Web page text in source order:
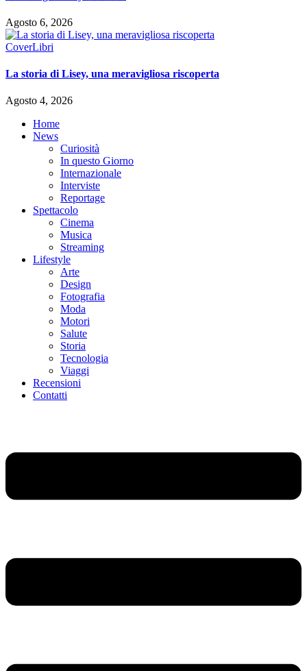
Agosto 6, 2026
CoverLibri
La storia di Lisey, una meravigliosa riscoperta
Agosto 4, 2026
Home
News
Curiosità
In questo Giorno
Internazionale
Interviste
Reportage
Spettacolo
Cinema
Musica
Streaming
Lifestyle
Arte
Design
Fotografia
Moda
Motori
Salute
Storia
Tecnologia
Viaggi
Recensioni
Contatti